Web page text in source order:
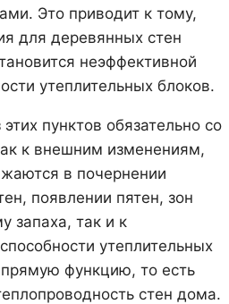
Это приводит к тому,
для деревянных стен
неэффективной
утеплительных блоков.
пунктов обязательно со
к внешним изменениям,
в почернении
появлении пятен, зон
запаха, так и к
утеплительных
функцию, то есть
стен дома.